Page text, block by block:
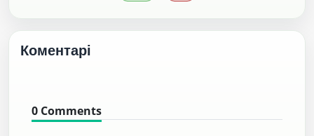
Коментарі
0 Comments